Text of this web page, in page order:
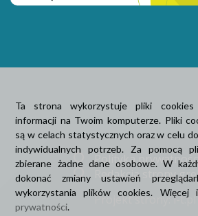
Polityka prywatności
Redakcja strony
Projekt strony: i-t.pl
Ta strona wykorzystuje pliki cookies
informacji na Twoim komputerze. Pliki
są w celach statystycznych oraz w celu
indywidualnych potrzeb. Za pomocą
zbierane żadne dane osobowe. W
dokonać zmiany ustawień
wykorzystania plików cookies. Więcej
prywatności.